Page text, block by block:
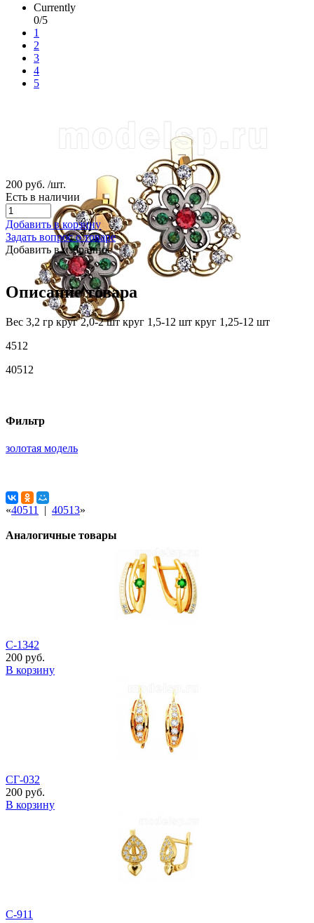
Currently
0/5
1
2
3
4
5
200 руб. /шт.
Есть в наличии
Добавить в корзину
Задать вопрос о товаре
Добавить в избранное
Описание товара
Вес 3,2 гр круг 2,0-2 шт круг 1,5-12 шт круг 1,25-12 шт
4512
40512
Фильтр
золотая модель
«40511 | 40513»
Аналогичные товары
С-1342
200 руб.
В корзину
СГ-032
200 руб.
В корзину
С-911